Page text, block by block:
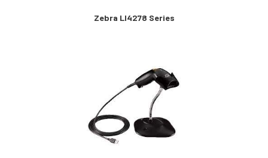
Zebra LI4278 Series